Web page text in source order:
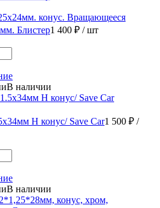
конус. Вращающееся
Блистер1 400 ₽ / шт
В наличии
H конус/ Save Car1 500 ₽ /
В наличии